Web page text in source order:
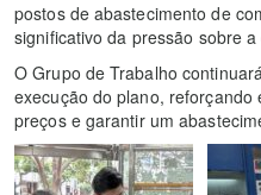
postos de abastecimento de
significativo da pressão sobre
O Grupo de Trabalho
execução do plano,
preços e garantir um